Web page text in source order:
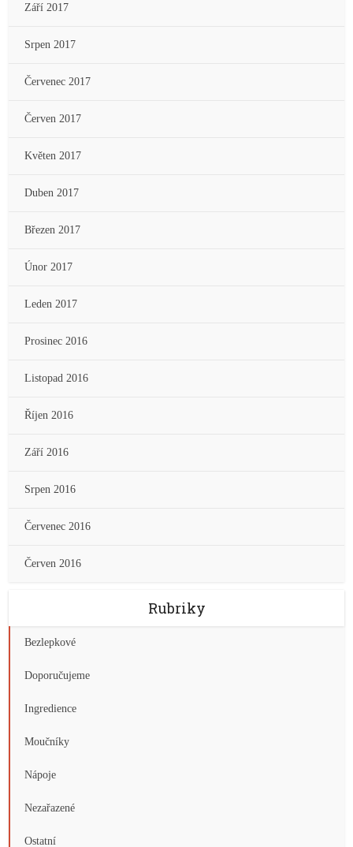
Září 2017
Srpen 2017
Červenec 2017
Červen 2017
Květen 2017
Duben 2017
Březen 2017
Únor 2017
Leden 2017
Prosinec 2016
Listopad 2016
Říjen 2016
Září 2016
Srpen 2016
Červenec 2016
Červen 2016
Rubriky
Bezlepkové
Doporučujeme
Ingredience
Moučníky
Nápoje
Nezařazené
Ostatní